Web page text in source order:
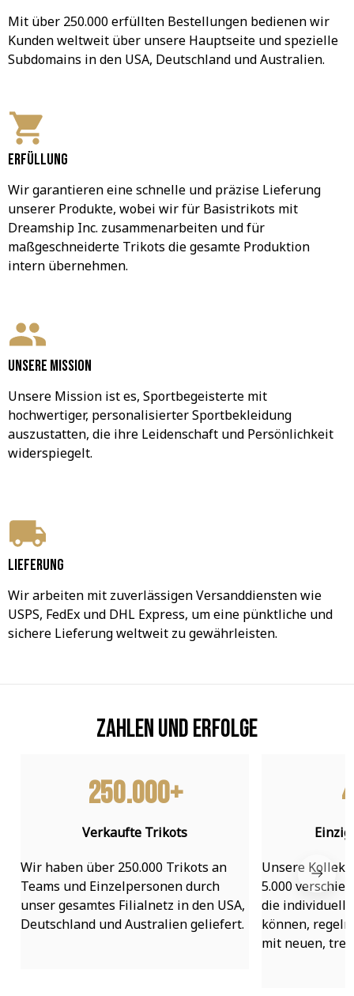
Mit über 250.000 erfüllten Bestellungen bedienen wir
Kunden weltweit über unsere Hauptseite und spezielle
Subdomains in den USA, Deutschland und Australien.
Erfüllung
Wir garantieren eine schnelle und präzise Lieferung
unserer Produkte, wobei wir für Basistrikots mit
Dreamship Inc. zusammenarbeiten und für
maßgeschneiderte Trikots die gesamte Produktion
intern übernehmen.
Unsere Mission
Unsere Mission ist es, Sportbegeisterte mit
hochwertiger, personalisierter Sportbekleidung
auszustatten, die ihre Leidenschaft und Persönlichkeit
widerspiegelt.
Lieferung
Wir arbeiten mit zuverlässigen Versanddiensten wie
USPS, FedEx und DHL Express, um eine pünktliche und
sichere Lieferung weltweit zu gewährleisten.
Zahlen und Erfolge
250.000+
Verkaufte Trikots
Wir haben über 250.000 Trikots an
Teams und Einzelpersonen durch
unser gesamtes Filialnetz in den USA,
Deutschland und Australien geliefert.
Unsere
5.000
die individuell
können,
mit neuen,